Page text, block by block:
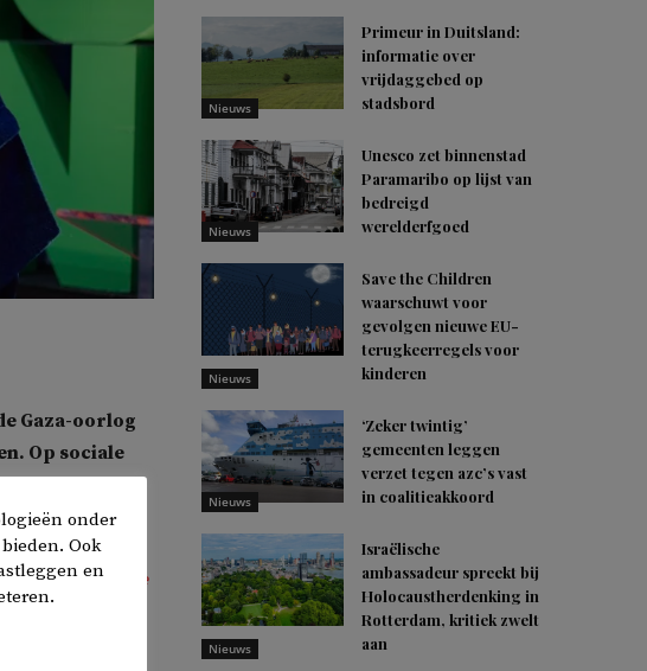
Gaza-oorlog
Op sociale
de tekst,
briefVerbreek de
Nieuws
Primeur in Duitsland:
informatie over
vrijdaggebed op
stadsbord
Nieuws
Unesco zet binnenstad
Paramaribo op lijst van
bedreigd
werelderfgoed
Nieuws
Save the Children
waarschuwt voor
gevolgen nieuwe EU-
terugkeerregels voor
kinderen
Nieuws
‘Zeker twintig’
gemeenten leggen
verzet tegen azc’s vast
in coalitieakkoord
Nieuws
Israëlische
ambassadeur spreekt bij
Holocaustherdenking in
Rotterdam, kritiek zwelt
aan
onder
Ook
en